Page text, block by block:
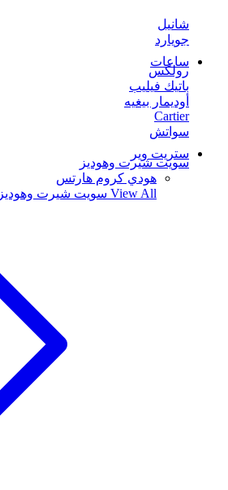
شانيل
جويارد
ساعات
رولكس
باتيك فيليب
أوديمار بيغيه
Cartier
سواتش
ستريت وير
سويت شيرت وهوديز
هودي كروم هارتس
View All سويت شيرت وهوديز